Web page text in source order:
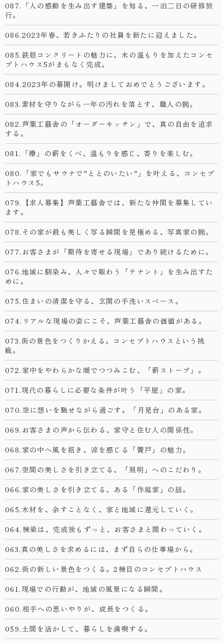
087.「人の感動を生み出す建築」を知る、一泊二日の研修旅
行。
086.2023年春、若きふたりの社員を新たに迎えました。
085.鉄筋コンクリートの魅力に、木の温もりを加えたコンセ
プトハウス5がまもなく完成。
084.2023年の幕開け。明けましておめでとうございます。
083.素材を守りながら一年の汚れを落とす、職人の腕。
082.芦葉工藝舎の「オーダーキッチン」で、真の自由を追求
する。
081.「欅」の薪をくべ、温もりを感じ、香りを楽しむ。
080.「家でもサウナで”ととのいたい”」を叶える、コンセプ
トハウス5。
079.【求人募集】芦葉工藝舎では、新たな仲間を募集してい
ます。
078.その家が最も美しく写る瞬間を見極める、写真家の腕。
077.お客さまが「期待を寄せる現場」であり続けるために。
076.地域に馴染み、人々で賑わう「テナント」を生み出すた
めに。
075.住まいの清潔を守る、玄関の手洗いスペース。
074.リアルな現場の姿にこそ、芦葉工藝舎の価値がある。
073.街の景色をつくりかえる。コンセプトハウスという挑
戦。
072.家中をやわらかな暖でつつみこむ、「薪ストーブ」。
071.現代の暮らしに必要な条件が叶う「平屋」の家。
070.空に想いを馳せながら過ごす。「月見台」のある家。
069.お客さまの声から伝わる、家守と住む人の関係性。
068.家の中へ風を招き、涼を感じる「簀戸」の魅力。
067.空間の美しさを引き立てる、「照明」へのこだわり。
066.家の美しさを引き立てる、ある「作庭家」の話。
065.木材を、余すことなく、家と地域に還元していく。
064.棟梁は、完成後もずっと、お客さまと関わっていく。
063.真の美しさを求めるには、まず自らの仕事場から。
062.街の新しい景色をつくる。2棟目のコンセプトハウス
061.現場での行動が、地域の風景になる瞬間。
060.相手への思いやりが、成長をつくる。
059.土間を活かして、暮らしを満喫する。